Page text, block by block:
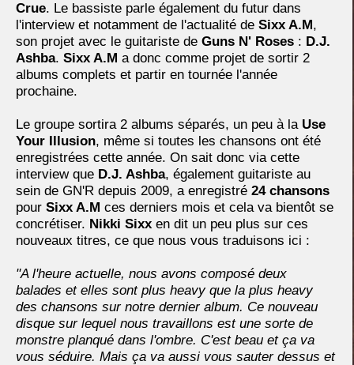
Crue. Le bassiste parle également du futur dans
l'interview et notamment de l'actualité de Sixx A.M,
son projet avec le guitariste de Guns N' Roses : D.J.
Ashba. Sixx A.M a donc comme projet de sortir 2
albums complets et partir en tournée l'année
prochaine.
Le groupe sortira 2 albums séparés, un peu à la Use
Your Illusion, même si toutes les chansons ont été
enregistrées cette année. On sait donc via cette
interview que D.J. Ashba, également guitariste au
sein de GN'R depuis 2009, a enregistré 24 chansons
pour Sixx A.M ces derniers mois et cela va bientôt se
concrétiser. Nikki Sixx en dit un peu plus sur ces
nouveaux titres, ce que nous vous traduisons ici :
"A l'heure actuelle, nous avons composé deux
balades et elles sont plus heavy que la plus heavy
des chansons sur notre dernier album. Ce nouveau
disque sur lequel nous travaillons est une sorte de
monstre planqué dans l'ombre. C'est beau et ça va
vous séduire. Mais ça va aussi vous sauter dessus et